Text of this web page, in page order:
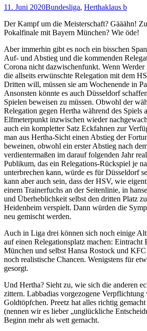
11. Juni 2020Bundesliga, Herthaklaus b
Der Kampf um die Meisterschaft? Gääähn!
Pokalfinale mit Bayern München? Wie öde!
Aber immerhin gibt es noch ein bisschen
Auf- und Abstieg und die kommenden
Corona nicht dazwischenfunkt. Wenn
die allseits erwünschte Relegation mit dem
Dritten will, müssen sie am Wochenende in
Ansonsten könnte es auch Düsseldorf
Spielen beweisen zu müssen. Obwohl der
Relegation gegen Hertha während des Spiels
Elfmeterpunkt inzwischen wieder
auch ein kompletter Satz Eckfahnen zur
man aus Hertha-Sicht einen Abstieg der
beweinen, obwohl ein erster Abstieg nach
verdientermaßen im darauf folgenden Jahr
Publikum, das ein Relegations-Rückspiel je
unterbrechen kann, würde es für Düsseldorf
kann aber auch sein, dass der HSV, wie
einem Trainerfuchs an der Seitenlinie, in
und Überheblichkeit selbst den dritten Platz
Heidenheim verspielt. Dann würden die
neu gemischt werden.
Auch in Liga drei können sich noch einige
auf einen Relegationsplatz machen: Eintracht
München und selbst Hansa Rostock und
noch realistische Chancen. Wenigstens für
gesorgt.
Und Hertha? Sieht zu, wie sich die anderen
zittern. Labbadias vorgezogene
Goldtöpfchen. Preetz hat alles richtig
(nennen wir es lieber „unglückliche
Beginn mehr als wett gemacht.